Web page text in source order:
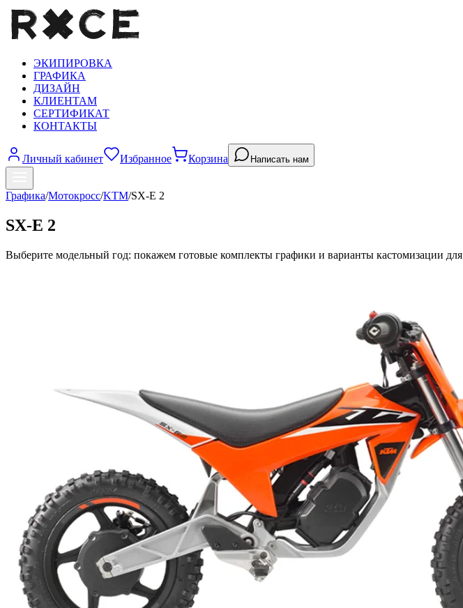
ЭКИПИРОВКА
ГРАФИКА
ДИЗАЙН
КЛИЕНТАМ
СЕРТИФИКАТ
КОНТАКТЫ
Личный кабинет Избранное Корзина Написать нам
Графика/Мотокросс/KTM/SX-E 2
SX-E 2
Выберите модельный год: покажем готовые комплекты графики и варианты кастомизации для